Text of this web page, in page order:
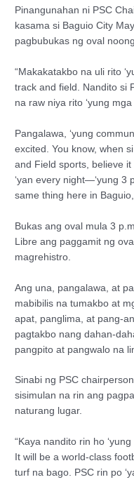
Pinangunahan ni PSC
kasama si Baguio City
pagbubukas ng oval
“Makakatakbo na uli rito
track and field. Nandito si
na raw niya rito ‘yung
Pangalawa, ‘yung
excited. You know, when
and Field sports, believe
‘yan every night—‘yung 3
same thing here in
Bukas ang oval mula 3
Libre ang paggamit ng
magrehistro.
Ang una, pangalawa, at
mabibilis na tumakbo at
apat, panglima, at pang-
pagtakbo nang dahan-
pangpito at pangwalo na
Sinabi ng PSC
sisimulan na rin ang
naturang lugar.
“Kaya nandito rin ho
It will be a world-class
turf na bago. PSC rin po